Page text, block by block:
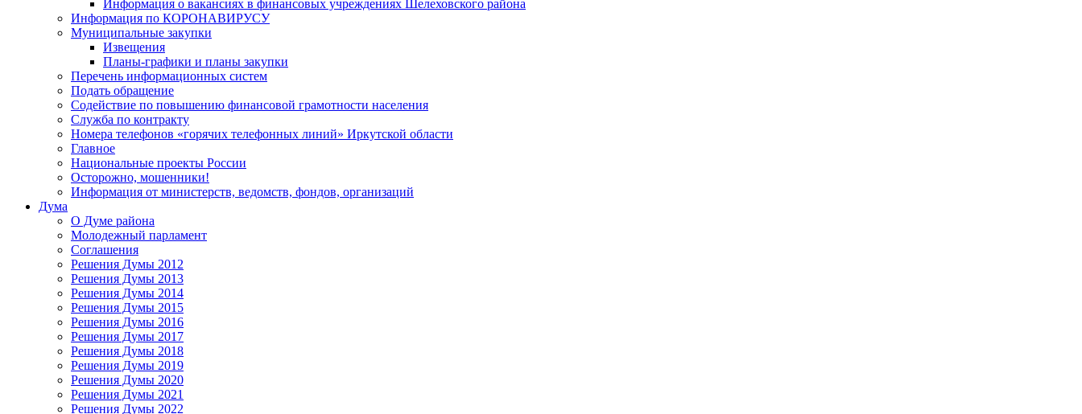
Информация о вакансиях в финансовых учреждениях Шелеховского района
Информация по КОРОНАВИРУСУ
Муниципальные закупки
Извещения
Планы-графики и планы закупки
Перечень информационных систем
Подать обращение
Содействие по повышению финансовой грамотности населения
Служба по контракту
Номера телефонов «горячих телефонных линий» Иркутской области
Главное
Национальные проекты России
Осторожно, мошенники!
Информация от министерств, ведомств, фондов, организаций
Дума
О Думе района
Молодежный парламент
Соглашения
Решения Думы 2012
Решения Думы 2013
Решения Думы 2014
Решения Думы 2015
Решения Думы 2016
Решения Думы 2017
Решения Думы 2018
Решения Думы 2019
Решения Думы 2020
Решения Думы 2021
Решения Думы 2022